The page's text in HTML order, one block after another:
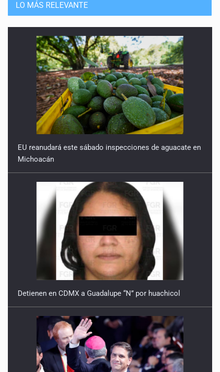
LO MÁS RELEVANTE
EU reanudará este sábado inspecciones de aguacate en
Michoacán
Detienen en CDMX a Guadalupe “N” por huachicol